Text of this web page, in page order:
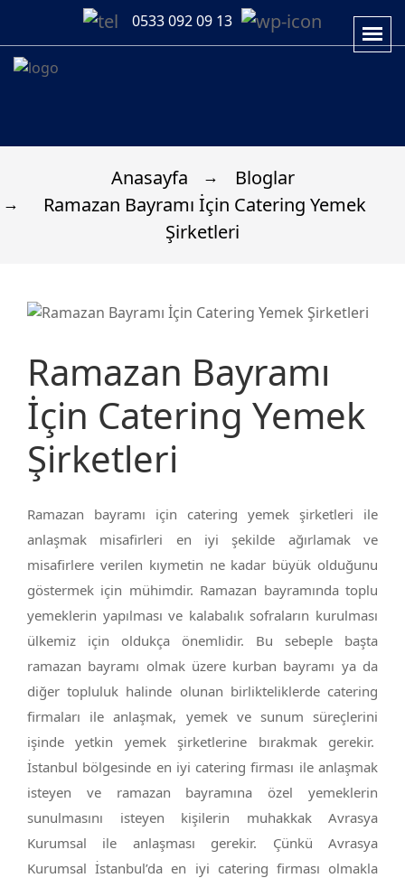
0533 092 09 13
Anasayfa
Bloglar
Ramazan Bayramı İçin Catering Yemek
Şirketleri
Ramazan Bayramı
İçin Catering Yemek
Şirketleri
Ramazan bayramı için catering yemek şirketleri ile
anlaşmak misafirleri en iyi şekilde ağırlamak ve
misafirlere verilen kıymetin ne kadar büyük olduğunu
göstermek için mühimdir. Ramazan bayramında toplu
yemeklerin yapılması ve kalabalık sofraların kurulması
ülkemiz için oldukça önemlidir. Bu sebeple başta
ramazan bayramı olmak üzere kurban bayramı ya da
diğer topluluk halinde olunan birlikteliklerde catering
firmaları ile anlaşmak, yemek ve sunum süreçlerini
işinde yetkin yemek şirketlerine bırakmak gerekir.
İstanbul bölgesinde en iyi catering firması ile anlaşmak
isteyen ve ramazan bayramına özel yemeklerin
sunulmasını isteyen kişilerin muhakkak Avrasya
Kurumsal ile anlaşması gerekir. Çünkü Avrasya
Kurumsal İstanbul’da en iyi catering firması olmakla